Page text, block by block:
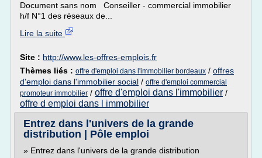
Document sans nom Conseiller - commercial immobilier
h/f N°1 des réseaux de...
Lire la suite
Site : http://www.les-offres-emplois.fr
Thèmes liés : offre d'emploi dans l'immobilier bordeaux / offres
d'emploi dans l'immobilier social / offre d'emploi commercial
promoteur immobilier / offre d'emploi dans l'immobilier /
offre d emploi dans l immobilier
Entrez dans l'univers de la grande
distribution | Pôle emploi
» Entrez dans l'univers de la grande distribution